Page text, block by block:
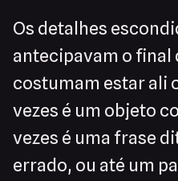
Os detalhes
antecipavam o final
costumam estar ali
vezes é um objeto
vezes é uma frase
errado, ou até um